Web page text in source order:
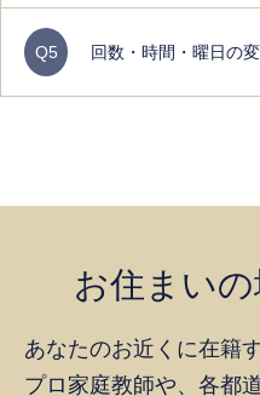
Q5 回数・時間・曜日の
お住まい
あなたのお近くに在籍
プロ家庭教師や、 各都